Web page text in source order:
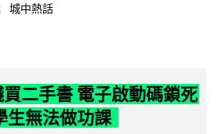
城中熱話
二手書 電子啟動碼鎖死
生無法做功課